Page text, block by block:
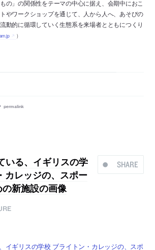
の」の関係性をテーマの中心に据え、会期中におこ
やワークショップを通じて、人から人へ、あそびの
動的に循環していく生態系を来場者とともにつくり
)
permalink
SHARE
いる、イギリスの学
カレッジの、スポー
新施設の画像
イギリスの学校 ブライトン・カレッジの、スポ